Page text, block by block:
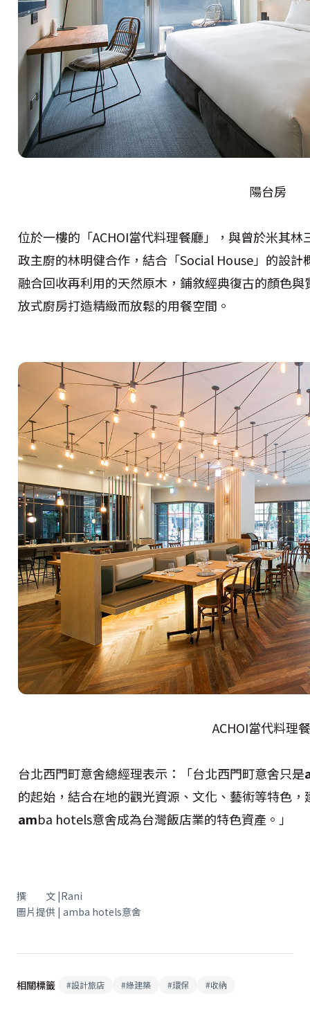
陽台房
位於一樓的「ACHOI當代料理餐廳」，與曾於米其
政主廚的林明健合作，結合「Social House」的設
融合回收再利用的天然原木，鋪敘經典復古的顏色
放式廚房打造精緻而放鬆的用餐空間。
ACHOI當代料理
台北西門町意舍總經理表示：「台北西門町意舍只是
的起始，結合在地的觀光資源、文化、藝術等特色
amba hotels意舍成為台灣飯店業的特色資產。」
撰 文 |Rani
圖片提供 | amba hotels意舍
相關標籤 #設計旅店 #綠建築 #環保 #收納